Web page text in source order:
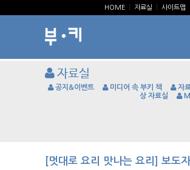
HOME 자료실 사이트맵
자료실
공지&이벤트 미디어 속 부키 책 자
상 자료실
[멋대로 요리 맛나는 요리] 보도